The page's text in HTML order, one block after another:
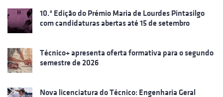
10.ª Edição do Prémio Maria de Lourdes Pintasilgo
com candidaturas abertas até 15 de setembro
Técnico+ apresenta oferta formativa para o segundo
semestre de 2026
Nova licenciatura do Técnico: Engenharia Geral